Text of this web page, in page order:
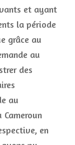
et ayant
la période
grâce au
au
des
au
Cameroun
en